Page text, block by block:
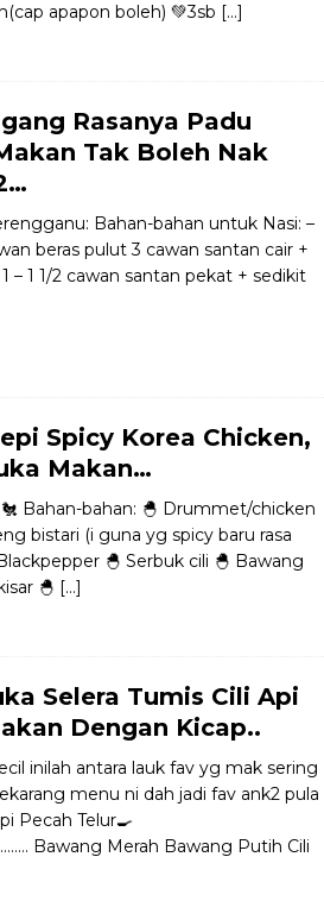
apapon boleh) 💚3sb […]
Rasanya Padu
Tak Boleh Nak
Bahan-bahan untuk Nasi: –
beras pulut 3 cawan santan cair +
– 1 1/2 cawan santan pekat + sedikit
Spicy Korea Chicken,
Makan…
Bahan-bahan: 🐣 Drummet/chicken
bistari (i guna yg spicy baru rasa
🐣 Serbuk cili 🐣 Bawang
🐣 […]
Selera Tumis Cili Api
Dengan Kicap..
inilah antara lauk fav yg mak sering
menu ni dah jadi fav ank2 pula
Pecah Telur🍳
Bawang Merah Bawang Putih Cili